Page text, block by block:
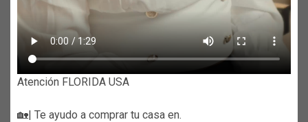
Atención FLORIDA USA
🏡| Te ayudo a comprar tu casa en.